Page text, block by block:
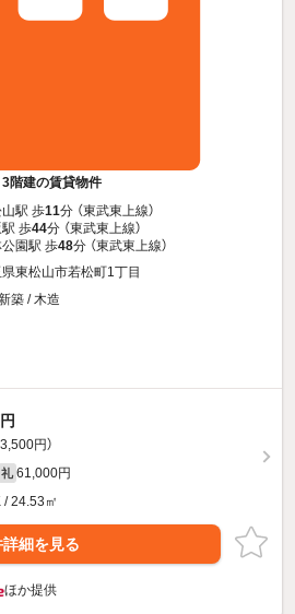
階建の賃貸物件
駅 歩11分 （東武東上線）
歩44分 （東武東上線）
園駅 歩48分 （東武東上線）
東松山市若松町1丁目
築 / 木造
円）
礼 61,000円
/ 24.53㎡
細を見る
ほか提供